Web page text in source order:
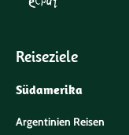
Reiseziele
Südamerika
Argentinien Reisen